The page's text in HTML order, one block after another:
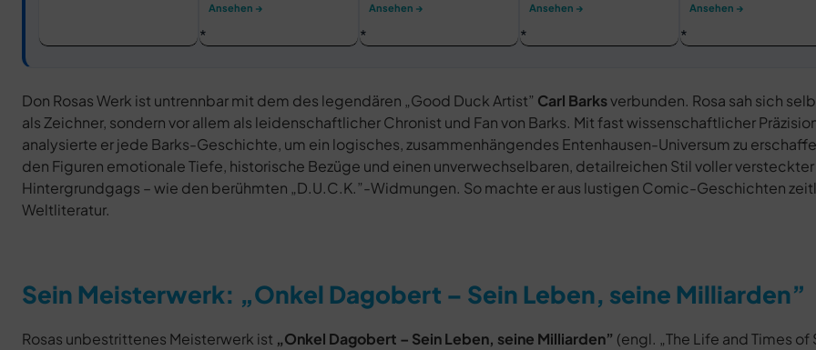
Ansehen → Ansehen → Ansehen → Ansehen →
Don Rosas Werk ist untrennbar mit dem des legendären „Good Duck Artist” Carl Barksverbunden. Rosa sah sich
als Zeichner, sondern vor allem als leidenschaftlicher Chronist und Fan von Barks. Mit fast wissenschaftlicher
analysierte er jede Barks-Geschichte, um ein logisches, zusammenhängendes Entenhausen-Universum zu
den Figuren emotionale Tiefe, historische Bezüge und einen unverwechselbaren, detailreichen Stil voller versteckter
Hintergrundgags – wie den berühmten „D.U.C.K.”-Widmungen. So machte er aus lustigen Comic-Geschichten
Weltliteratur.
Sein Meisterwerk: „Onkel Dagobert – Sein Leben, seine Milliarden”
Rosas unbestrittenes Meisterwerk ist „Onkel Dagobert – Sein Leben, seine Milliarden” (engl. „The Life and Times